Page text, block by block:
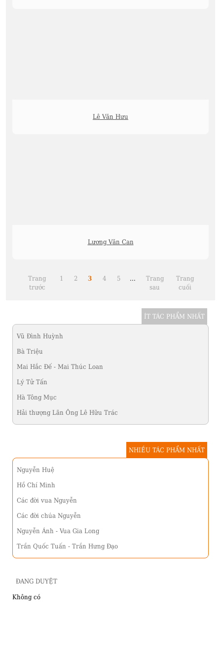
Lê Văn Hưu
Lương Văn Can
Trang
trước
1 2 3 4 5 ...
Trang
sau
Trang
cuối
ÍT TÁC PHẨM NHẤT
Vũ Đình Huỳnh
Bà Triệu
Mai Hắc Đế - Mai Thúc Loan
Lý Tử Tấn
Hà Tông Mục
Hải thượng Lãn Ông Lê Hữu Trác
NHIỀU TÁC PHẨM NHẤT
Nguyễn Huệ
Hồ Chí Minh
Các đời vua Nguyễn
Các đời chúa Nguyễn
Nguyễn Ánh - Vua Gia Long
Trần Quốc Tuấn - Trần Hưng Đạo
ĐANG DUYỆT
Không có